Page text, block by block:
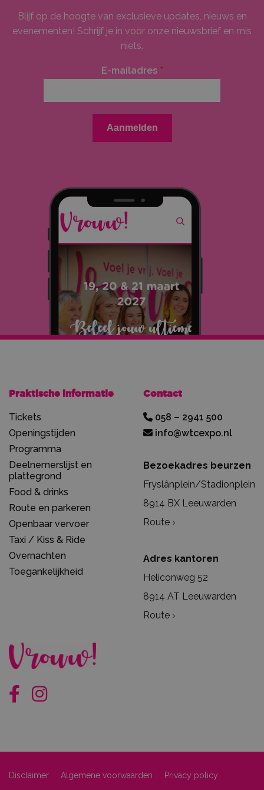
Blijf op de hoogte van exclusieve updates, nieuws en
evenementen! Schrijf je in voor onze nieuwsbrief en mis
niets.
E-mailadres*
Praktische informatie
Tickets
Openingstijden
Programma
Deelnemerslijst en
plattegrond
Food & drinks
Route en parkeren
Openbaar vervoer
Taxi / Kiss & Ride
Overnachten
Toegankelijkheid
Contact
058 – 2941 500
info@wtcexpo.nl
Bezoekadres beurzen
Fryslânplein/Stadionplein
8914 BX Leeuwarden
Route
Adres kantoren
Heliconweg 52
8914 AT Leeuwarden
Route
Disclaimer Algemene voorwaarden Privacy policy